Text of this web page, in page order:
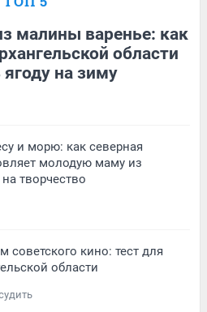
малины варенье: как
области
ягоду на зиму
и морю: как северная
молодую маму из
творчество
советского кино: тест для
области